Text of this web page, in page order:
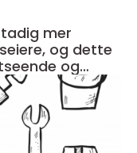
mer
og dette
og